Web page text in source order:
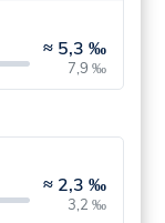
≈ 5,3 ‰
7,9 ‰
≈ 2,3 ‰
3,2 ‰